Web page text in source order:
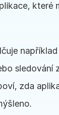
které
sledování
zda